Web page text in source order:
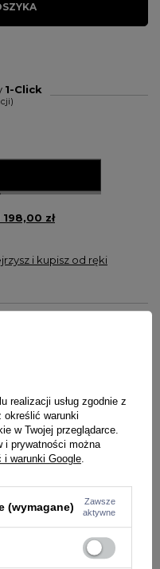
1-Click
198,00 zł
i kupisz od ręki
ściągaczami
realizacji usług zgodnie z
określić warunki
w Twojej przeglądarce.
i prywatności można
i warunki Google.
(wymagane)
Zawsze
aktywne